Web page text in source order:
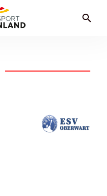
search